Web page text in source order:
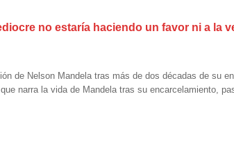
no estaría haciendo un favor ni a la
de Nelson Mandela tras más de dos décadas de su
narra la vida de Mandela tras su encarcelamiento,